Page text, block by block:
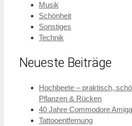
Musik
Schönheit
Sonstiges
Technik
Neueste Beiträge
Hochbeete – praktisch,
Pflanzen & Rücken
40 Jahre Commodore Amiga
Tattooentfernung